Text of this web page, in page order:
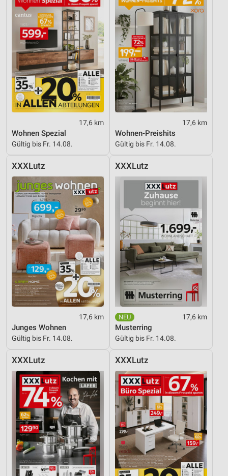
17,6 km
Wohnen Spezial
Gültig bis Fr. 14.08.
17,6 km
Wohnen-Preishits
Gültig bis Fr. 14.08.
XXXLutz
17,6 km
Junges Wohnen
Gültig bis Fr. 14.08.
XXXLutz
17,6 km
Musterring
Gültig bis Fr. 14.08.
XXXLutz XXXLutz